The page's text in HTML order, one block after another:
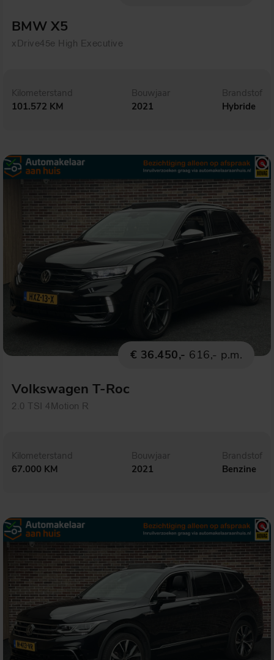
BMW X5
xDrive45e High Executive
Kilometerstand
101.572 KM
Bouwjaar
2021
Brandstof
Hybride
€ 36.450,- 616,- p.m.
Volkswagen T-Roc
2.0 TSI 4Motion R
Kilometerstand
67.000 KM
Bouwjaar
2021
Brandstof
Benzine